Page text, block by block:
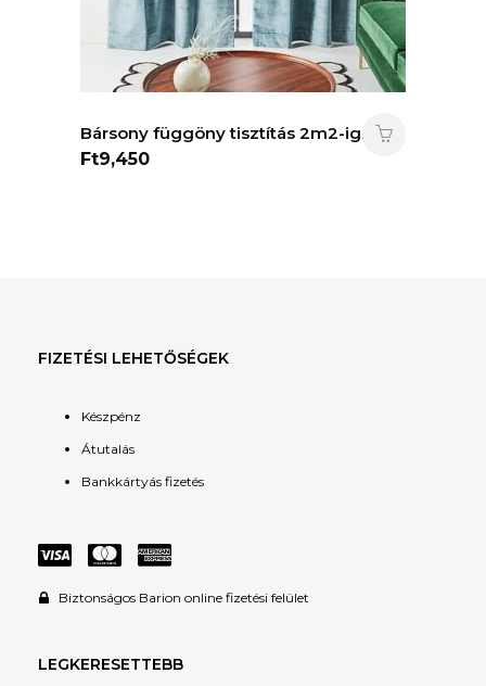
Bársony függöny tisztítás 2m2-ig.
Ft9,450
FIZETÉSI LEHETŐSÉGEK
Készpénz
Átutalás
Bankkártyás fizetés
Biztonságos Barion online fizetési felület
LEGKERESETTEBB